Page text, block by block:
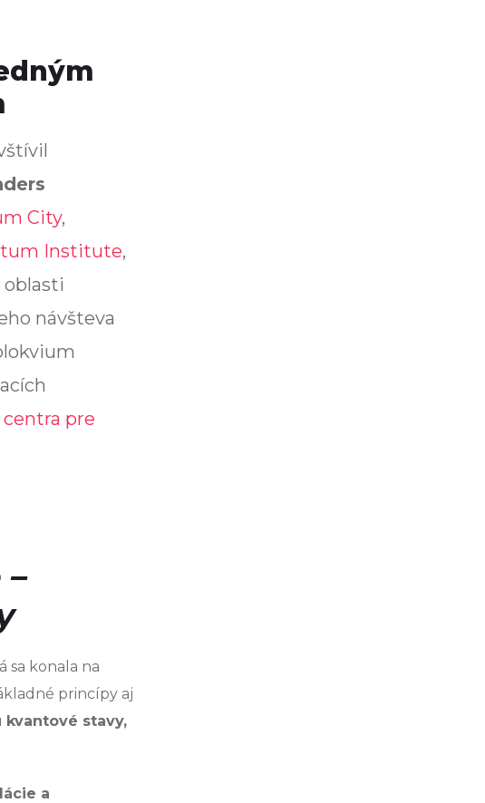
City,
Institute,
oblasti
návšteva
pre
sa konala na
princípy aj
kvantové stavy,
a